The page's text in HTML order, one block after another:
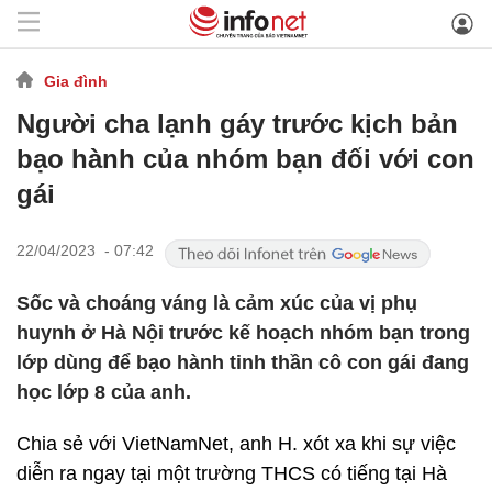
Gia đình
Người cha lạnh gáy trước kịch bản
bạo hành của nhóm bạn đối với con
gái
22/04/2023 - 07:42
Sốc và choáng váng là cảm xúc của vị phụ
huynh ở Hà Nội trước kế hoạch nhóm bạn trong
lớp dùng để bạo hành tinh thần cô con gái đang
học lớp 8 của anh.
Chia sẻ với VietNamNet, anh H. xót xa khi sự việc
diễn ra ngay tại một trường THCS có tiếng tại Hà